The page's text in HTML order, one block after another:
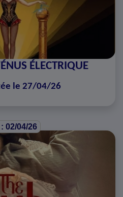
ÉLECTRIQUE
le 27/04/26
: 02/04/26